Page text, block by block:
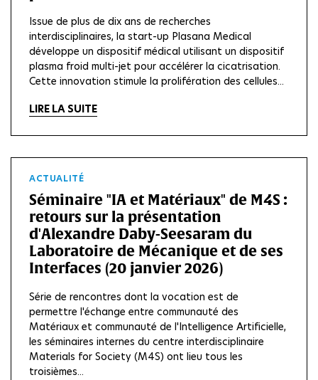
Issue de plus de dix ans de recherches
interdisciplinaires, la start-up Plasana Medical
développe un dispositif médical utilisant un dispositif
plasma froid multi-jet pour accélérer la cicatrisation.
Cette innovation stimule la prolifération des cellules...
LIRE LA SUITE
ACTUALITÉ
Séminaire "IA et Matériaux" de M4S :
retours sur la présentation
d'Alexandre Daby-Seesaram du
Laboratoire de Mécanique et de ses
Interfaces (20 janvier 2026)
Série de rencontres dont la vocation est de
permettre l'échange entre communauté des
Matériaux et communauté de l'Intelligence Artificielle,
les séminaires internes du centre interdisciplinaire
Materials for Society (M4S) ont lieu tous les
troisièmes...